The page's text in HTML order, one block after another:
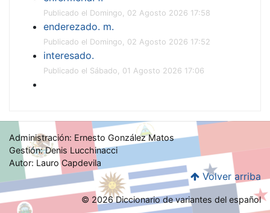
Publicado el Domingo, 02 Agosto 2026 17:58
enderezado. m.
Publicado el Domingo, 02 Agosto 2026 17:52
interesado.
Publicado el Sábado, 01 Agosto 2026 17:06
Administración: Ernesto González Matos
Gestión: Denis Lucchinacci
Autor: Lauro Capdevila
Volver arriba
© 2026 Diccionario de variantes del español